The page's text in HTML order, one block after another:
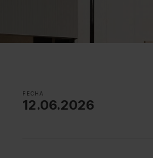
FECHA
12.06.2026